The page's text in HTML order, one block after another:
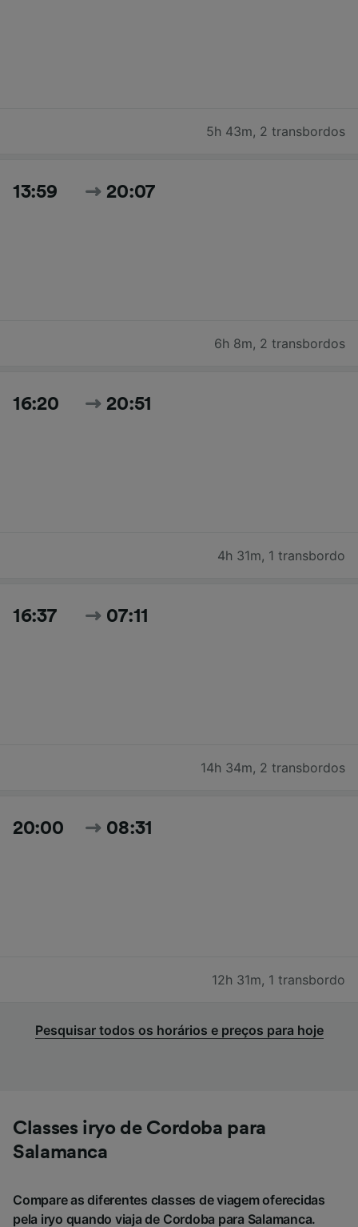
5h 43m, 2 transbordos
13:59 20:07
6h 8m, 2 transbordos
16:20 20:51
4h 31m, 1 transbordo
16:37 07:11
14h 34m, 2 transbordos
20:00 08:31
12h 31m, 1 transbordo
Pesquisar todos os horários e preços para hoje
Classes iryo de Cordoba para
Salamanca
Compare as diferentes classes de viagem oferecidas
pela iryo quando viaja de Cordoba para Salamanca.